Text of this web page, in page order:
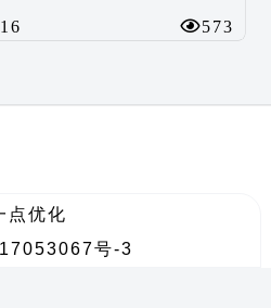
573
点优化
号-3